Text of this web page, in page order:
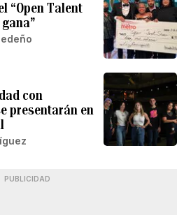
“Open Talent
con
presentarán en
PUBLICIDAD